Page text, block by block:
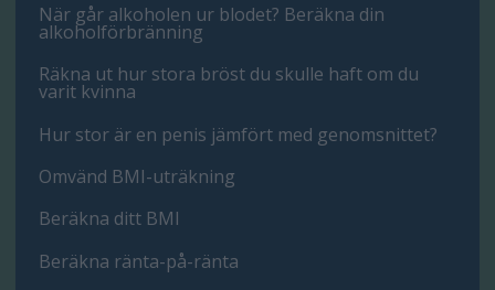
När går alkoholen ur blodet? Beräkna din
alkoholförbränning
Räkna ut hur stora bröst du skulle haft om du
varit kvinna
Hur stor är en penis jämfört med genomsnittet?
Omvänd BMI-uträkning
Beräkna ditt BMI
Beräkna ränta-på-ränta